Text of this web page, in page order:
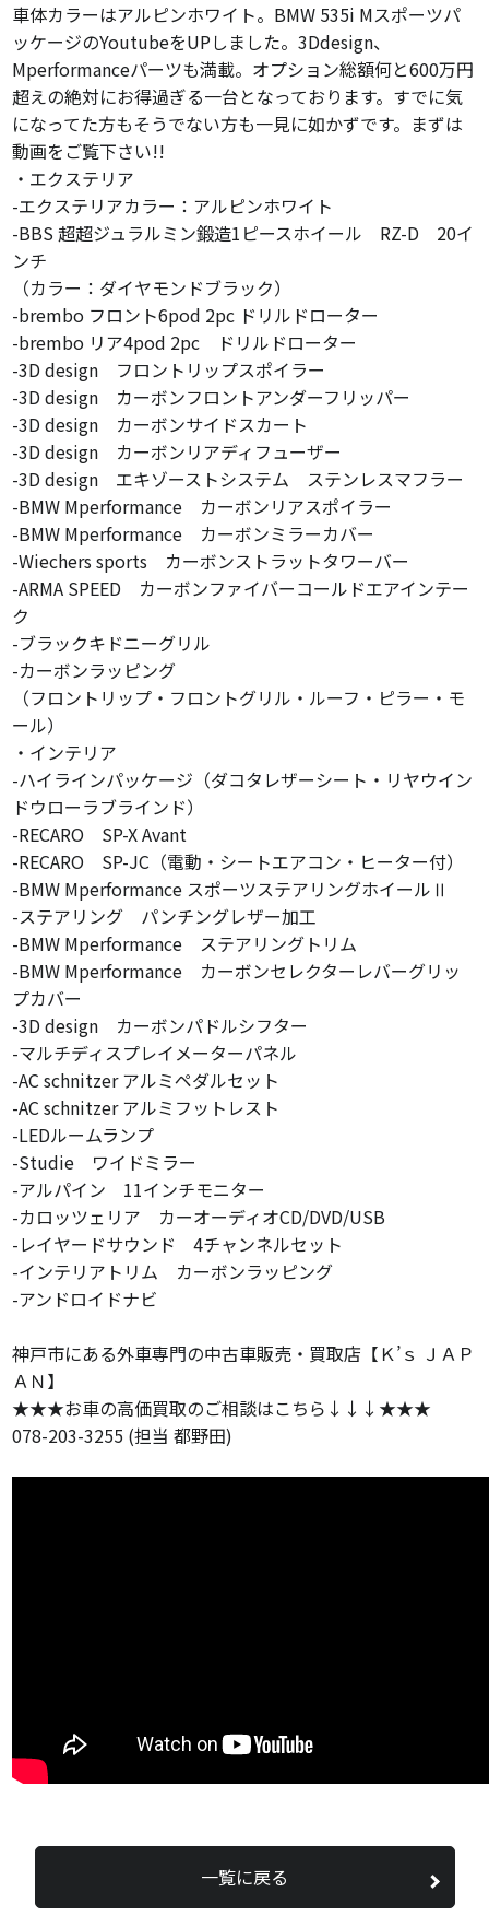
車体カラーはアルピンホワイト。BMW 535i Mスポーツパ
ッケージのYoutubeをUPしました。3Ddesign、
Mperformanceパーツも満載。オプション総額何と600万円
超えの絶対にお得過ぎる一台となっております。すでに気
になってた方もそうでない方も一見に如かずです。まずは
動画をご覧下さい!!
・エクステリア
-エクステリアカラー：アルピンホワイト
-BBS 超超ジュラルミン鍛造1ピースホイール RZ-D 20イ
ンチ
（カラー：ダイヤモンドブラック）
-brembo フロント6pod 2pc ドリルドローター
-brembo リア4pod 2pc ドリルドローター
-3D design フロントリップスポイラー
-3D design カーボンフロントアンダーフリッパー
-3D design カーボンサイドスカート
-3D design カーボンリアディフューザー
-3D design エキゾーストシステム ステンレスマフラー
-BMW Mperformance カーボンリアスポイラー
-BMW Mperformance カーボンミラーカバー
-Wiechers sports カーボンストラットタワーバー
-ARMA SPEED カーボンファイバーコールドエアインテー
ク
-ブラックキドニーグリル
-カーボンラッピング
（フロントリップ・フロントグリル・ルーフ・ピラー・モ
ール）
・インテリア
-ハイラインパッケージ（ダコタレザーシート・リヤウイン
ドウローラブラインド）
-RECARO SP-X Avant
-RECARO SP-JC（電動・シートエアコン・ヒーター付）
-BMW Mperformance スポーツステアリングホイールⅡ
-ステアリング パンチングレザー加工
-BMW Mperformance ステアリングトリム
-BMW Mperformance カーボンセレクターレバーグリッ
プカバー
-3D design カーボンパドルシフター
-マルチディスプレイメーターパネル
-AC schnitzer アルミペダルセット
-AC schnitzer アルミフットレスト
-LEDルームランプ
-Studie ワイドミラー
-アルパイン 11インチモニター
-カロッツェリア カーオーディオCD/DVD/USB
-レイヤードサウンド 4チャンネルセット
-インテリアトリム カーボンラッピング
-アンドロイドナビ
神戸市にある外車専門の中古車販売・買取店【Ｋ’ｓ ＪＡＰ
ＡＮ】
★★★お車の高価買取のご相談はこちら↓↓↓★★★
078-203-3255 (担当 都野田)
一覧に戻る